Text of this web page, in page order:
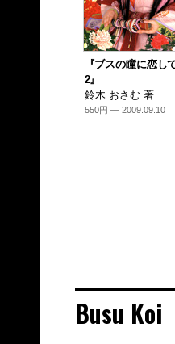
『ブスの瞳に恋し
2』
鈴木 おさむ 著
550円 — 2009.09.10
Busu Koi